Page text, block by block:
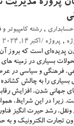
پروژه مدیریت
,رشته کامپیوتر و
, پروژه / اکتبر 14, 2024
پدیده‌ای است که بروز
بسیاری در زمینه‌
فرهنگی و سیاسی در
را به چالش
جهانی شدن، افزایش
زیرا در این شرایط،
رشد حیرت انگیز
تجارت الکترونیک و به